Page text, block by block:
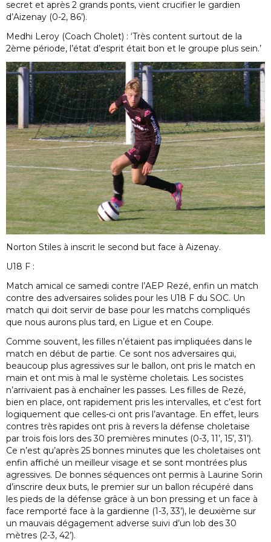
secret et après 2 grands ponts, vient crucifier le gardien
d’Aizenay (0-2, 86’).
Medhi Leroy (Coach Cholet) : ‘Très content surtout de la
2ème période, l’état d’esprit était bon et le groupe plus sein.’
Norton Stiles à inscrit le second but face à Aizenay.
U18 F :
Match amical ce samedi contre l’AEP Rezé, enfin un match
contre des adversaires solides pour les U18 F du SOC. Un
match qui doit servir de base pour les matchs compliqués
que nous aurons plus tard, en Ligue et en Coupe.
Comme souvent, les filles n’étaient pas impliquées dans le
match en début de partie. Ce sont nos adversaires qui,
beaucoup plus agressives sur le ballon, ont pris le match en
main et ont mis à mal le système choletais. Les socistes
n’arrivaient pas à enchaîner les passes. Les filles de Rezé,
bien en place, ont rapidement pris les intervalles, et c’est fort
logiquement que celles-ci ont pris l’avantage. En effet, leurs
contres très rapides ont pris à revers la défense choletaise
par trois fois lors des 30 premières minutes (0-3, 11’, 15’, 31’).
Ce n’est qu’après 25 bonnes minutes que les choletaises ont
enfin affiché un meilleur visage et se sont montrées plus
agressives. De bonnes séquences ont permis à Laurine Sorin
d’inscrire deux buts, le premier sur un ballon récupéré dans
les pieds de la défense grâce à un bon pressing et un face à
face remporté face à la gardienne (1-3, 33’), le deuxième sur
un mauvais dégagement adverse suivi d’un lob des 30
mètres (2-3, 42’).